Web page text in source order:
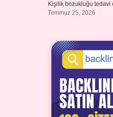
Kişilik bozukluğu tedavi
Temmuz 25, 2026